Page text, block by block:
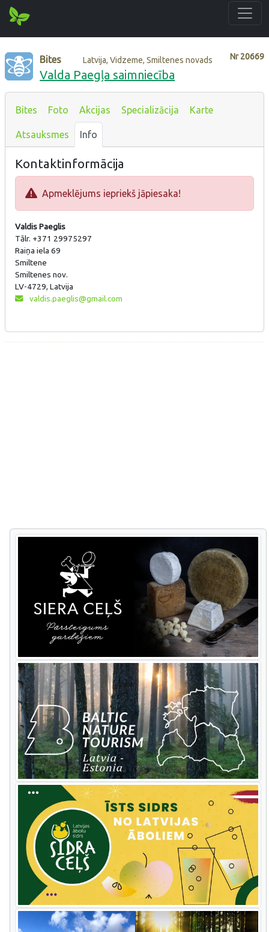
Nr20669
Bites Latvija, Vidzeme, Smiltenes novads
Valda Paegļa saimniecība
Bites Foto Akcijas Specializācija Karte
Atsauksmes Info
Kontaktinformācija
Apmeklējums iepriekš jāpiesaka!
Valdis Paeglis
Tālr. +371 29975297
Raiņa iela 69
Smiltene
Smiltenes nov.
LV-4729, Latvija
valdis.paeglis@gmail.com